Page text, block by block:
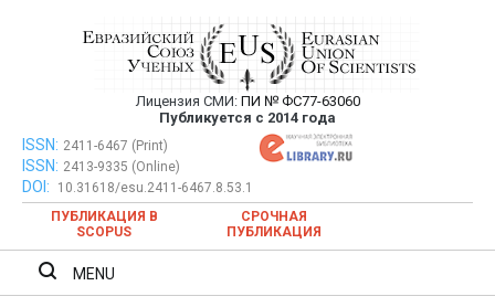
Евразийский Союз Ученых —
публикация научных статей в
ежемесячном научном журнале
Лицензия СМИ: ПИ № ФС77-63060
Публикуется с 2014 года
Евразийский Союз Ученых — публикация научных статей в
ежемесячном научном журнале
ISSN: 2411-6467 (Print)
ISSN: 2413-9335 (Online)
DOI:
10.31618/esu.2411-6467.8.53.1
ПУБЛИКАЦИЯ В
SCOPUS
СРОЧНАЯ
ПУБЛИКАЦИЯ
MENU